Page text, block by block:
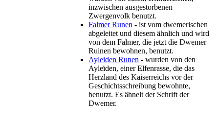
inzwischen ausgestorbenen
Zwergenvolk benutzt.
Falmer Runen - ist vom dwemerischen
abgeleitet und diesem ähnlich und wird
von dem Falmer, die jetzt die Dwemer
Ruinen bewohnen, benutzt.
Ayleiden Runen - wurden von den
Ayleïden, einer Elfenrasse, die das
Herzland des Kaiserreichs vor der
Geschichtsschreibung bewohnte,
benutzt. Es ähnelt der Schrift der
Dwemer.